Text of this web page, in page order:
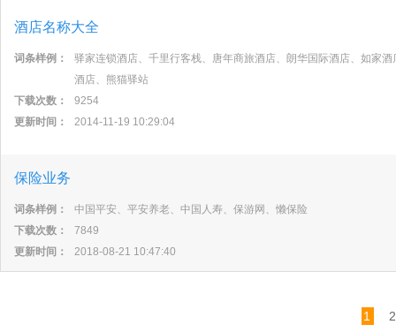
酒店名称大全
词条样例：
驿家连锁酒店、千里行客栈、唐年商旅酒店、朗华国际酒店、如家
酒店、熊猫驿站
下载次数：
9254
更新时间：
2014-11-19 10:29:04
保险业务
词条样例：
中国平安、平安养老、中国人寿、保游网、懒保险
下载次数：
7849
更新时间：
2018-08-21 10:47:40
1 2